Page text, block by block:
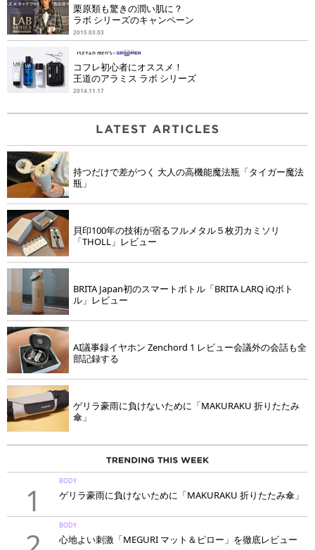
栗原類も驚きの潤い肌に？
ラボ シリーズのキャンペーン
2015.03.03
コフレ初心者にオススメ！
王道のアラミス ラボ シリーズ
2014.11.17
持つだけで差がつく 大人の高機能魔法瓶「タイガー魔法
瓶」
貝印100年の技術が宿るフルメタル５枚刃カミソリ
「THOLL」レビュー
BRITA Japan初のスマートボトル「BRITA LARQ iQボト
ル」レビュー
AI議事録イヤホン Zenchord 1 レビュー会議外の会話も全
部記録する
ゲリラ豪雨に負けないために「MAKURAKU 折りたたみ
傘」
1
BODY
ゲリラ豪雨に負けないために「MAKURAKU 折りたたみ傘」
BODY
心地よい刺激「MEGURI マット＆ピロー」を徹底レビュー